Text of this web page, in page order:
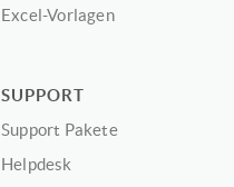
Excel-Vorlagen
SUPPORT
Support Pakete
Helpdesk